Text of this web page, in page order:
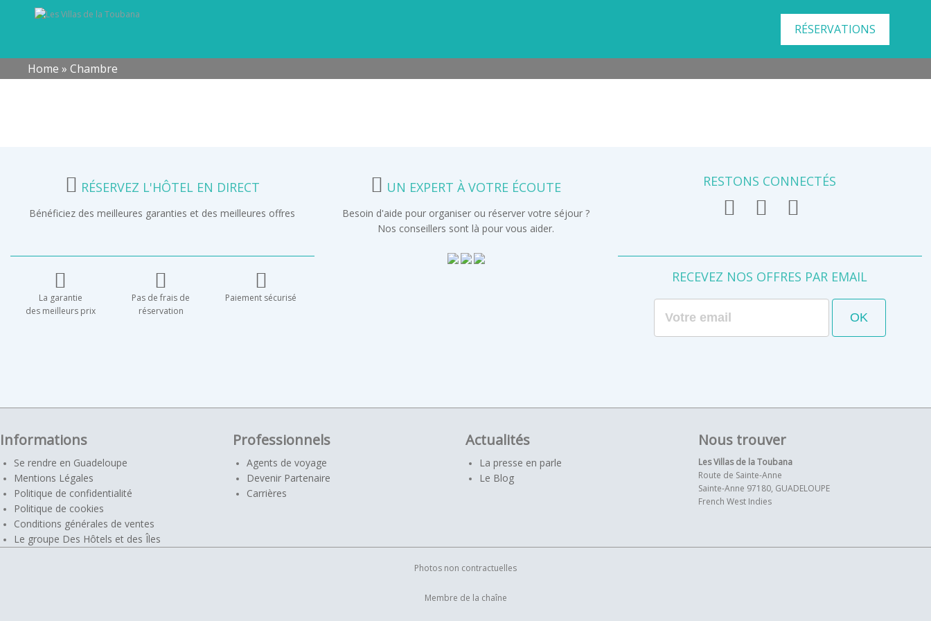
RÉSERVATIONS
Home » Chambre
RÉSERVEZ L'HÔTEL EN DIRECT
Bénéficiez des meilleures garanties et des meilleures offres
La garantie
des meilleurs prix
Pas de frais de
réservation
Paiement sécurisé
UN EXPERT À VOTRE ÉCOUTE
Besoin d'aide pour organiser ou réserver votre séjour ?
Nos conseillers sont là pour vous aider.
RESTONS CONNECTÉS
RECEVEZ NOS OFFRES PAR EMAIL
Informations
Se rendre en Guadeloupe
Mentions Légales
Politique de confidentialité
Politique de cookies
Conditions générales de ventes
Le groupe Des Hôtels et des Îles
Professionnels
Agents de voyage
Devenir Partenaire
Carrières
Actualités
La presse en parle
Le Blog
Nous trouver
Les Villas de la Toubana
Route de Sainte-Anne
Sainte-Anne 97180, GUADELOUPE
French West Indies
Photos non contractuelles
Membre de la chaîne